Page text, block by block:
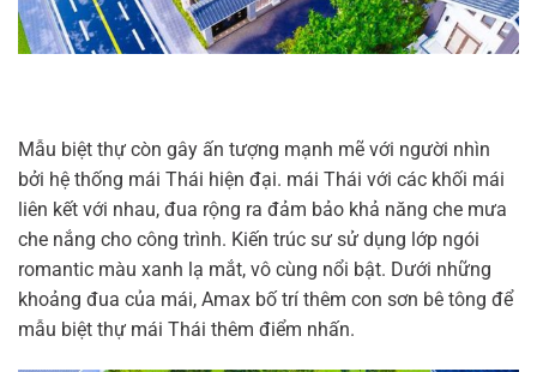
Mẫu biệt thự còn gây ấn tượng mạnh mẽ với người nhìn
bởi hệ thống mái Thái hiện đại. mái Thái với các khối mái
liên kết với nhau, đua rộng ra đảm bảo khả năng che mưa
che nắng cho công trình. Kiến trúc sư sử dụng lớp ngói
romantic màu xanh lạ mắt, vô cùng nổi bật. Dưới những
khoảng đua của mái, Amax bố trí thêm con sơn bê tông để
mẫu biệt thự mái Thái thêm điểm nhấn.